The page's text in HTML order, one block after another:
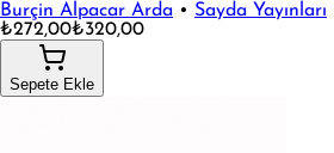
Burçin Alpacar Arda • Sayda Yayınları
₺272,00₺320,00
Sepete Ekle